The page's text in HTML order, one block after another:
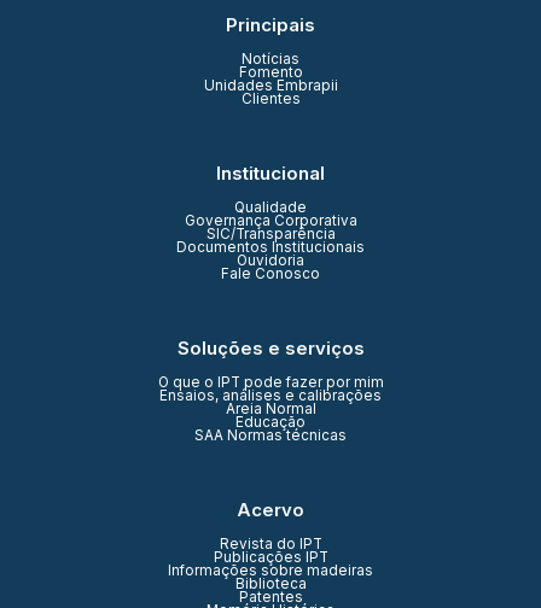
Principais
Notícias
Fomento
Unidades Embrapii
Clientes
Institucional
Qualidade
Governança Corporativa
SIC/Transparência
Documentos Institucionais
Ouvidoria
Fale Conosco
Soluções e serviços
O que o IPT pode fazer por mim
Ensaios, análises e calibrações
Areia Normal
Educação
SAA Normas técnicas
Acervo
Revista do IPT
Publicações IPT
Informações sobre madeiras
Biblioteca
Patentes